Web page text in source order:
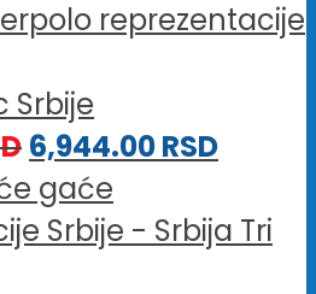
Srbije
6,944.00RSD